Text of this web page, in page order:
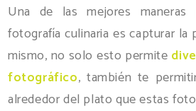
Una de las mejores maneras
fotografía culinaria es capturar la
mismo, no solo esto permite
fotográfico, también te
alrededor del plato que estas